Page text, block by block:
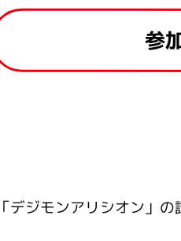
参
デジモンアリシオン」